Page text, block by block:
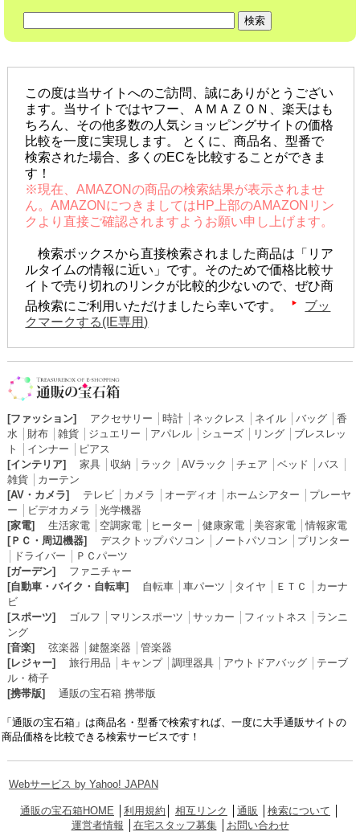
この度は当サイトへのご訪問、誠にありがとうござい
ます。当サイトではヤフー、ＡＭＡＺＯＮ、楽天はも
ちろん、その他多数の人気ショッピングサイトの価格
比較を一度に実現します。 とくに、商品名、型番で
検索された場合、多くのECを比較することができま
す！
※現在、AMAZONの商品の検索結果が表示されませ
ん。AMAZONにつきましてはHP上部のAMAZONリン
クより直接ご確認されますようお願い申し上げます。
検索ボックスから直接検索されました商品は「リア
ルタイムの情報に近い」です。そのためで価格比較サ
イトで売り切れのリンクが比較的少ないので、ぜひ商
品検索にご利用いただけましたら幸いです。
ブッ
クマークする(IE専用)
[ファッション] アクセサリー 時計│ ネックレス ネイル│ バッグ│ 香
水
財布│ 雑貨│ ジュエリー アパレル│ シューズ│ リング│ ブレスレッ
ト
インナー
ピアス
[インテリア]
家具│ 収納 ラック AVラック チェア ベッド バス
雑貨│ カーテン
[AV・カメラ]
テレビ│ カメラ オーディオ ホームシアター
プレーヤ
ー
ビデオカメラ
光学機器
[家電]
生活家電│ 空調家電│ ヒーター 健康家電│ 美容家電│情報家電
[ＰＣ・周辺機器]
デスクトップパソコン ノートパソコン
プリンター
ドライバー
ＰＣパーツ
[ガーデン]
ファニチャー
[自動車・バイク・自転車]
自転車│ 車パーツ タイヤ ＥＴＣ
カーナ
ビ
[スポーツ]
ゴルフ マリンスポーツ サッカー フィットネス
ランニ
ング
[音楽]
弦楽器 鍵盤楽器
管楽器
[レジャー]
旅行用品 キャンプ│ 調理器具│ アウトドアバッグ│ テーブ
ル・椅子
[携帯版]
通販の宝石箱 携帯版
「通販の宝石箱」は商品名・型番で検索すれば、一度に大手通販サイトの
商品価格を比較できる検索サービスです！
Webサービス by Yahoo! JAPAN
通販の宝石箱HOME 利用規約 相互リンク 通販 検索について
運営者情報
在宅スタッフ募集│ お問い合わせ